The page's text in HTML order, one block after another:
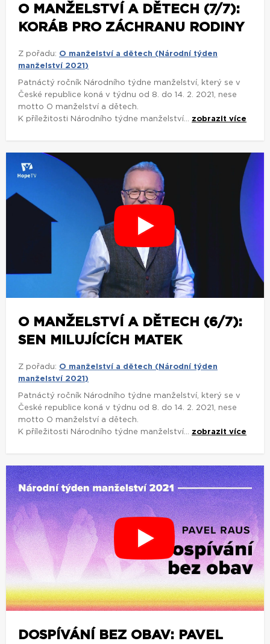
O MANŽELSTVÍ A DĚTECH (7/7):
KORÁB PRO ZÁCHRANU RODINY
Z pořadu: O manželství a dětech (Národní týden
manželství 2021)
Patnáctý ročník Národního týdne manželství, který se v
České republice koná v týdnu od 8. do 14. 2. 2021, nese
motto O manželství a dětech.
K příležitosti Národního týdne manželství... zobrazit více
O MANŽELSTVÍ A DĚTECH (6/7):
SEN MILUJÍCÍCH MATEK
Z pořadu: O manželství a dětech (Národní týden
manželství 2021)
Patnáctý ročník Národního týdne manželství, který se v
České republice koná v týdnu od 8. do 14. 2. 2021, nese
motto O manželství a dětech.
K příležitosti Národního týdne manželství... zobrazit více
DOSPÍVÁNÍ BEZ OBAV: PAVEL